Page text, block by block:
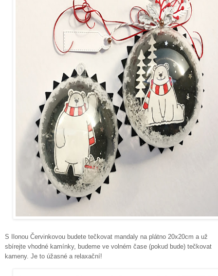
S Ilonou Červinkovou budete tečkovat mandaly na plátno 20x20cm a už
sbírejte vhodné kamínky, budeme ve volném čase (pokud bude) tečkovat
kameny. Je to úžasné a relaxační!